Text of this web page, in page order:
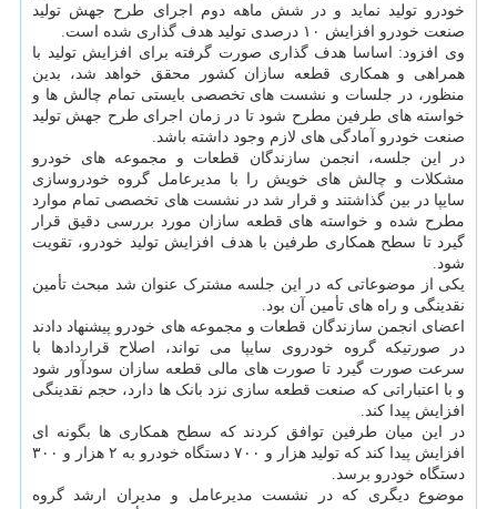
خودرو تولید نماید و در شش ماهه دوم اجرای طرح جهش تولید
صنعت خودرو افزایش ۱۰ درصدی تولید هدف گذاری شده است.
وی افزود: اساسا هدف گذاری صورت گرفته برای افزایش تولید با
همراهی و همکاری قطعه سازان کشور محقق خواهد شد، بدین
منظور، در جلسات و نشست های تخصصی بایستی تمام چالش ها و
خواسته های طرفین مطرح شود تا در زمان اجرای طرح جهش تولید
صنعت خودرو آمادگی های لازم وجود داشته باشد.
در این جلسه، انجمن سازندگان قطعات و مجموعه های خودرو
مشکلات و چالش های خویش را با مدیرعامل گروه خودروسازی
سایپا در بین گذاشتند و قرار شد در نشست های تخصصی تمام موارد
مطرح شده و خواسته های قطعه سازان مورد بررسی دقیق قرار
گیرد تا سطح همکاری طرفین با هدف افزایش تولید خودرو، تقویت
شود.
یکی از موضوعاتی که در این جلسه مشترک عنوان شد مبحث تأمین
نقدینگی و راه های تأمین آن بود.
اعضای انجمن سازندگان قطعات و مجموعه های خودرو پیشنهاد دادند
در صورتیکه گروه خودروی سایپا می تواند، اصلاح قراردادها با
سرعت صورت گیرد تا صورت های مالی قطعه سازان سودآور شود
و با اعتباراتی که صنعت قطعه سازی نزد بانک ها دارد، حجم نقدینگی
افزایش پیدا کند.
در این میان طرفین توافق کردند که سطح همکاری ها بگونه ای
افزایش پیدا کند که تولید هزار و ۷۰۰ دستگاه خودرو به ۲ هزار و ۳۰۰
دستگاه خودرو برسد.
موضوع دیگری که در نشست مدیرعامل و مدیران ارشد گروه